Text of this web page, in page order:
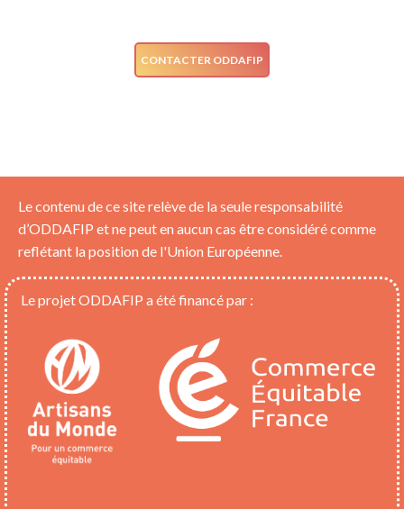
CONTACTER ODDAFIP
Le contenu de ce site relève de la seule responsabilité
d’ODDAFIP et ne peut en aucun cas être considéré comme
reflétant la position de l'Union Européenne.
Le projet ODDAFIP a été financé par :